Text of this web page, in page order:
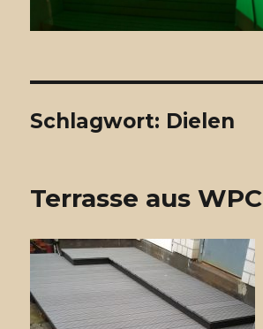
Schlagwort: Dielen
Terrasse aus WPC